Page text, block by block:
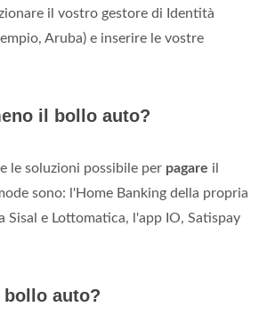
il vostro gestore di Identità
Aruba) e inserire le vostre
il bollo auto?
le soluzioni possibile per pagare il
sono: l'Home Banking della propria
Sisal e Lottomatica, l'app IO, Satispay
bollo auto?